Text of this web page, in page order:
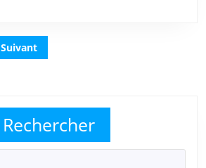
à
Suivant
Rechercher